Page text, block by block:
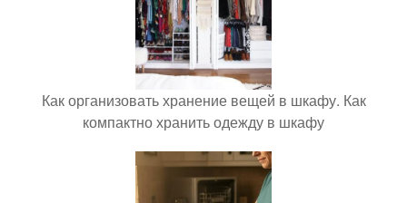
Как организовать хранение вещей в шкафу. Как
компактно хранить одежду в шкафу